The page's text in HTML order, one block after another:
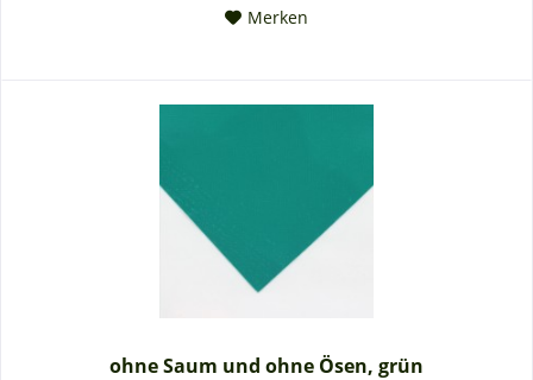
Merken
ohne Saum und ohne Ösen, grün